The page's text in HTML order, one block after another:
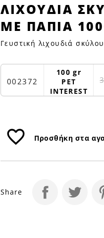
ΛΙΧΟΥΔΙΑ
ΣΚΥΛΟΥ
ΚΟΚΑΛΑ
ΑΣΒΕΣΤΙΟΥ
ΠΑΠΙΑ
100GR
ΛΙΧΟΥΔΙΑ
ΜΕ ΠΑΠΙΑ
Γευστική λιχουδιά
002372
100 gr
PET
INTEREST
favorite_border Προσθήκη στα
Share